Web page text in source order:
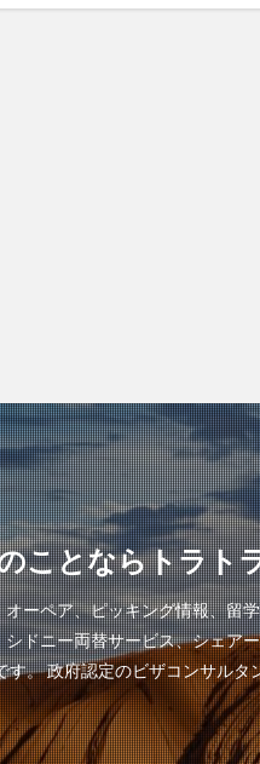
ことならトラト
ーペア、ピッキング情報、留
ドニー両替サービス、シェア
。 政府認定のビザコンサルタ